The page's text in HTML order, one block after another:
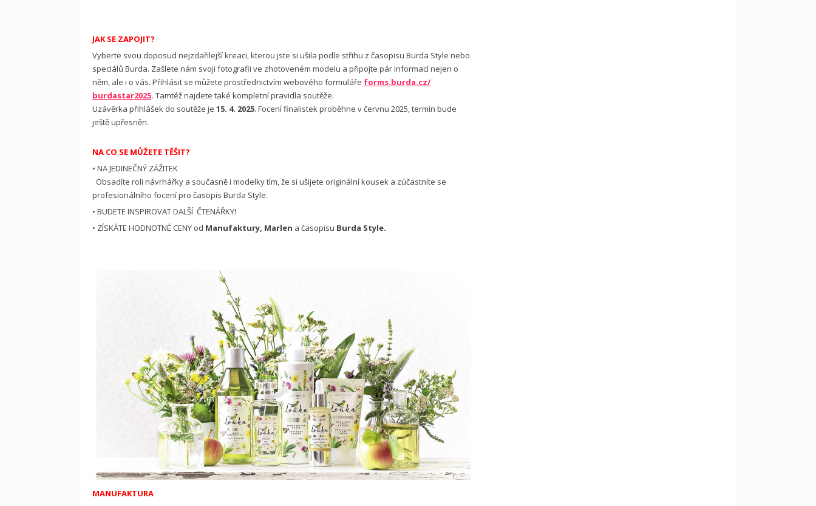
JAK SE ZAPOJIT?
Vyberte svou doposud nejzdařilejší kreaci, kterou jste si ušila podle střihu z časopisu Burda Style nebo
speciálů Burda. Zašlete nám svoji fotografii ve zhotoveném modelu a připojte pár informací nejen o
něm, ale i o vás. Přihlásit se můžete prostřednictvím webového formuláře forms.burda.cz/
burdastar2025. Tamtéž najdete také kompletní pravidla soutěže.
Uzávěrka přihlášek do soutěže je 15. 4. 2025. Focení finalistek proběhne v červnu 2025, termín bude
ještě upřesněn.
NA CO SE MŮŽETE TĚŠIT?
• NA JEDINEČNÝ ZÁŽITEK
Obsadíte roli návrhářky a současně i modelky tím, že si ušijete originální kousek a zúčastníte se
profesionálního focení pro časopis Burda Style.
• BUDETE INSPIROVAT DALŠÍ ČTENÁŘKY!
• ZÍSKÁTE HODNOTNÉ CENY od Manufaktury, Marlen a časopisu Burda Style.
MANUFAKTURA